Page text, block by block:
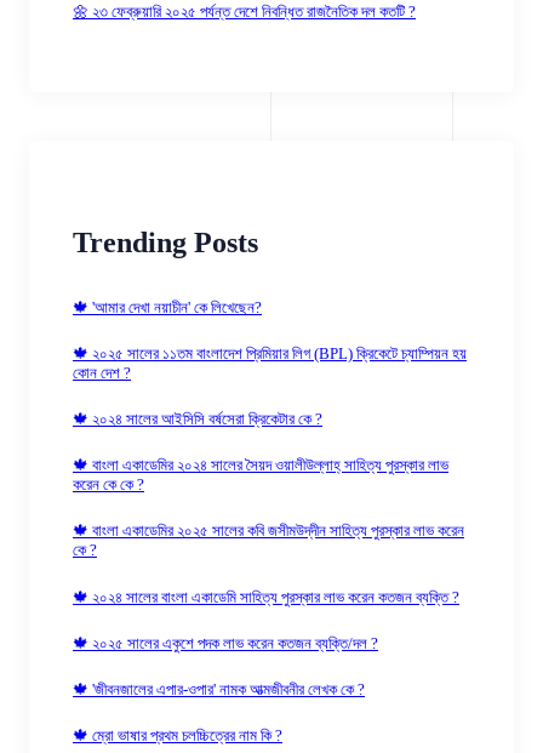
🌼 ২৩ ফেব্রুয়ারি ২০২৫ পর্যন্ত দেশে নিবন্ধিত রাজনৈতিক দল কতটি ?
Trending Posts
🍁 'আমার দেখা নয়াচীন' কে লিখেছেন?
🍁 ২০২৫ সালের ১১তম বাংলাদেশ প্রিমিয়ার লিগ (BPL) ক্রিকেটে চ্যাম্পিয়ন হয়
কোন দেশ ?
🍁 ২০২৪ সালের আইসিসি বর্ষসেরা ক্রিকেটার কে ?
🍁 বাংলা একাডেমির ২০২৪ সালের সৈয়দ ওয়ালীউল্লাহ্‌ সাহিত্য পুরস্কার লাভ
করেন কে কে ?
🍁 বাংলা একাডেমির ২০২৫ সালের কবি জসীমউদ্‌দীন সাহিত্য পুরস্কার লাভ করেন
কে ?
🍁 ২০২৪ সালের বাংলা একাডেমি সাহিত্য পুরস্কার লাভ করেন কতজন ব্যক্তি ?
🍁 ২০২৫ সালের একুশে পদক লাভ করেন কতজন ব্যক্তি/দল ?
🍁 'জীবনজালের এপার-ওপার' নামক আত্মজীবনীর লেখক কে ?
🍁 ম্রো ভাষার প্রথম চলচ্চিত্রের নাম কি ?